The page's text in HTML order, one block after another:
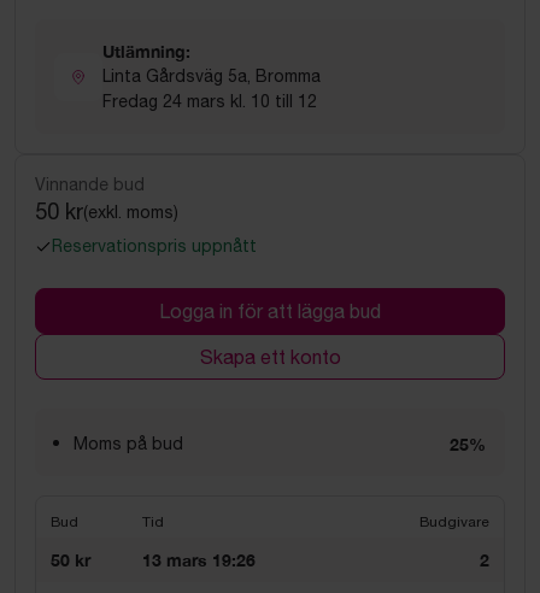
Utlämning:
Linta Gårdsväg 5a, Bromma
Fredag 24 mars kl. 10 till 12
Vinnande bud
50 kr(exkl. moms)
Reservationspris uppnått
Logga in för att lägga bud
Skapa ett konto
Moms på bud 25%
Bud Tid Budgivare
50 kr 13 mars 19:26 2